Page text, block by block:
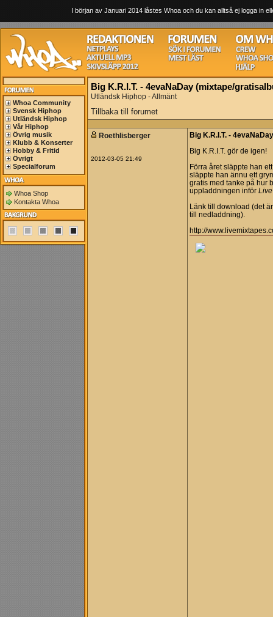
I början av Januari 2014 låstes Whoa och du kan alltså ej logga in
Whoa Community
Svensk Hiphop
Utländsk Hiphop
Vår Hiphop
Övrig musik
Klubb & Konserter
Hobby & Fritid
Övrigt
Specialforum
Whoa Shop
Kontakta Whoa
Big K.R.I.T. - 4evaNaDay (mixtape/
Utländsk Hiphop - Allmänt
Tillbaka till forumet
Roethlisberger
2012-03-05 21:49
Big K.R.I.T. -
Big K.R.I.T. gör de igen!
Förra året släppte han
släppte han ännu ett
gratis med tanke på hur
uppladdningen inför
Länk till download (det
till nedladdning).
http://